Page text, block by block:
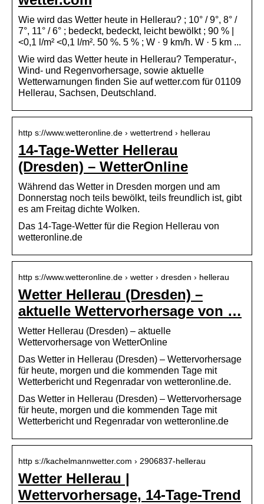
Wie wird das Wetter heute in Hellerau? ; 10° / 9°, 8° /
7°, 11° / 6° ; bedeckt, bedeckt, leicht bewölkt ; 90 % |
<0,1 l/m² <0,1 l/m². 50 %. 5 % ; W · 9 km/h. W · 5 km ...
Wie wird das Wetter heute in Hellerau? Temperatur-,
Wind- und Regenvorhersage, sowie aktuelle
Wetterwarnungen finden Sie auf wetter.com für 01109
Hellerau, Sachsen, Deutschland.
http s://www.wetteronline.de › wettertrend › hellerau
14-Tage-Wetter Hellerau
(Dresden) – WetterOnline
Während das Wetter in Dresden morgen und am
Donnerstag noch teils bewölkt, teils freundlich ist, gibt
es am Freitag dichte Wolken.
Das 14-Tage-Wetter für die Region Hellerau von
wetteronline.de
http s://www.wetteronline.de › wetter › dresden › hellerau
Wetter Hellerau (Dresden) –
aktuelle Wettervorhersage von …
Wetter Hellerau (Dresden) – aktuelle
Wettervorhersage von WetterOnline
Das Wetter in Hellerau (Dresden) – Wettervorhersage
für heute, morgen und die kommenden Tage mit
Wetterbericht und Regenradar von wetteronline.de.
Das Wetter in Hellerau (Dresden) – Wettervorhersage
für heute, morgen und die kommenden Tage mit
Wetterbericht und Regenradar von wetteronline.de
http s://kachelmannwetter.com › 2906837-hellerau
Wetter Hellerau |
Wettervorhersage, 14-Tage-Trend